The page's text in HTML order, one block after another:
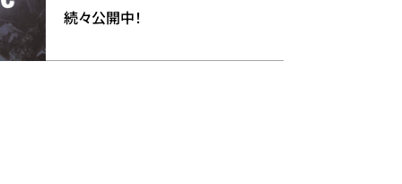
続々公開中！